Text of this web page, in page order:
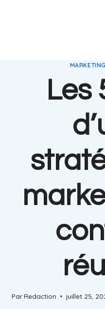
Les
ParRedaction juillet 25,